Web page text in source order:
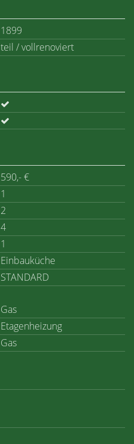
1899
teil / vollrenoviert
590,- €
1
2
4
1
Einbauküche
STANDARD
Gas
Etagenheizung
Gas